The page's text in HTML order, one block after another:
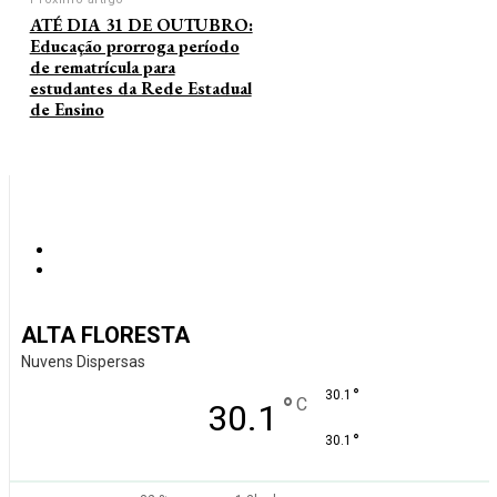
ATÉ DIA 31 DE OUTUBRO:
Educação prorroga período
de rematrícula para
estudantes da Rede Estadual
de Ensino
ALTA FLORESTA
Nuvens Dispersas
30.1 ° C 30.1 °
30.1 °